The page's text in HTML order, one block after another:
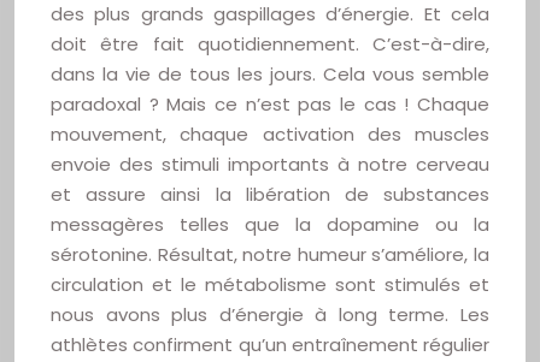
des plus grands gaspillages d’énergie. Et cela
doit être fait quotidiennement. C’est-à-dire,
dans la vie de tous les jours. Cela vous semble
paradoxal ? Mais ce n’est pas le cas ! Chaque
mouvement, chaque activation des muscles
envoie des stimuli importants à notre cerveau
et assure ainsi la libération de substances
messagères telles que la dopamine ou la
sérotonine. Résultat, notre humeur s’améliore, la
circulation et le métabolisme sont stimulés et
nous avons plus d’énergie à long terme. Les
athlètes confirment qu’un entraînement régulier